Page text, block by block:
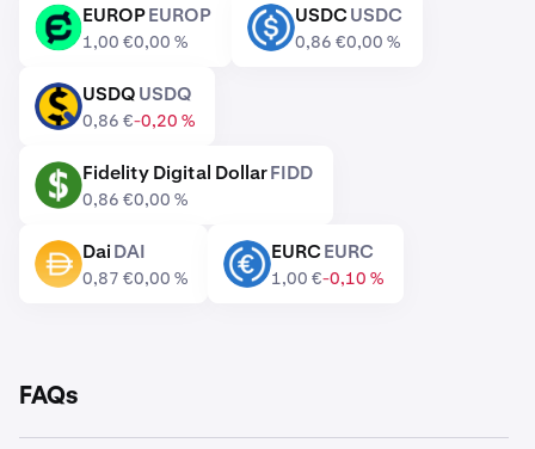
EUROP EUROPEUROP
1,00 €0,00 %
USDC USDCUSDC
0,86 €0,00 %
USDQ USDQUSDQ
0,86 €-0,20 %
FIDD Fidelity Digital DollarFIDD
0,86 €0,00 %
DAI DaiDAI
0,87 €0,00 %
EURC EURCEURC
1,00 €-0,10 %
FAQs